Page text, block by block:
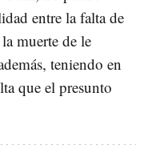
entre la falta de
muerte de le
teniendo en
que el presunto